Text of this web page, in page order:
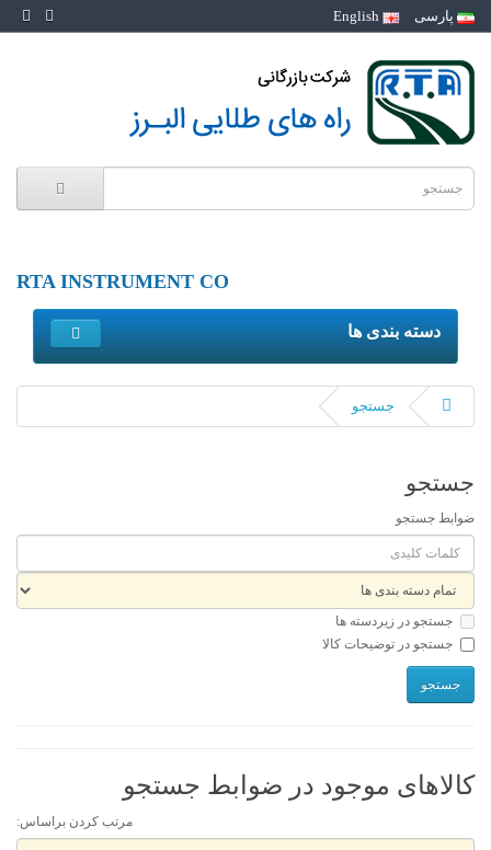
پارسی
RTA INSTRUMENT CO
دسته بندی ها
جستجو
جستجو
ضوابط جستجو
جستجو در زیردسته ها
جستجو در توضیحات کالا
کالاهای موجود در ضوابط جستجو
مرتب کردن براساس: